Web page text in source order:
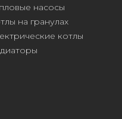
насосы
на гранулах
котлы